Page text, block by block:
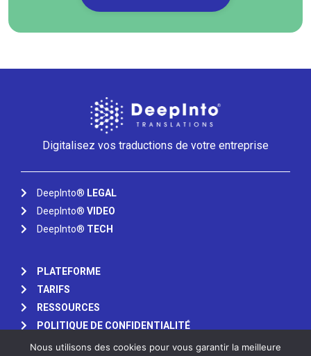
Digitalisez vos traductions de votre entreprise
DeepInto® LEGAL
DeepInto® VIDEO
DeepInto® TECH
PLATEFORME
TARIFS
RESSOURCES
POLITIQUE DE CONFIDENTIALITÉ
Nous utilisons des cookies pour vous garantir la meilleure